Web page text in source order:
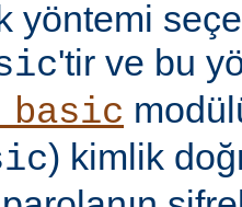
yöntemi
'tir ve bu
) kimlik